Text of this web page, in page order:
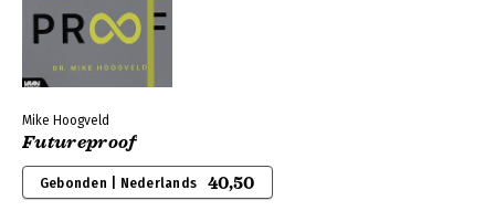
Mike Hoogveld
Futureproof
Gebonden | Nederlands 40,50